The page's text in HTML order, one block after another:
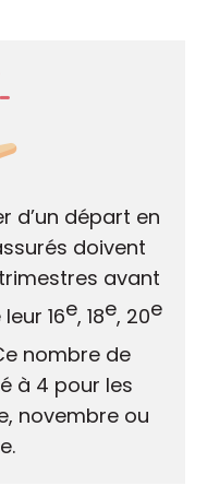
d’un départ en
doivent
avant
16e, 18e, 20e
nombre de
à 4 pour les
novembre ou